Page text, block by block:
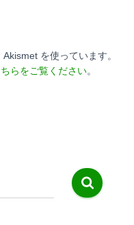
を使っています。
らをご覧ください。